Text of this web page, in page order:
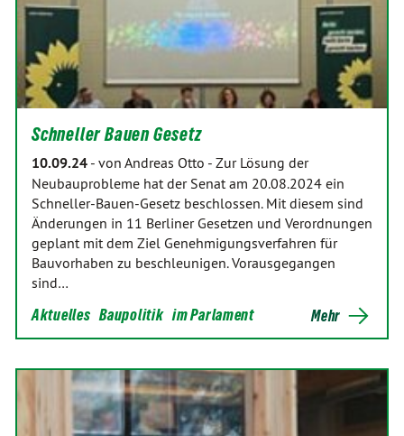
Schneller Bauen Gesetz
10.09.24 - von Andreas Otto - Zur Lösung der
Neubauprobleme hat der Senat am 20.08.2024 ein
Schneller-Bauen-Gesetz beschlossen. Mit diesem sind
Änderungen in 11 Berliner Gesetzen und Verordnungen
geplant mit dem Ziel Genehmigungsverfahren für
Bauvorhaben zu beschleunigen. Vorausgegangen
sind…
Aktuelles Baupolitik im Parlament Mehr